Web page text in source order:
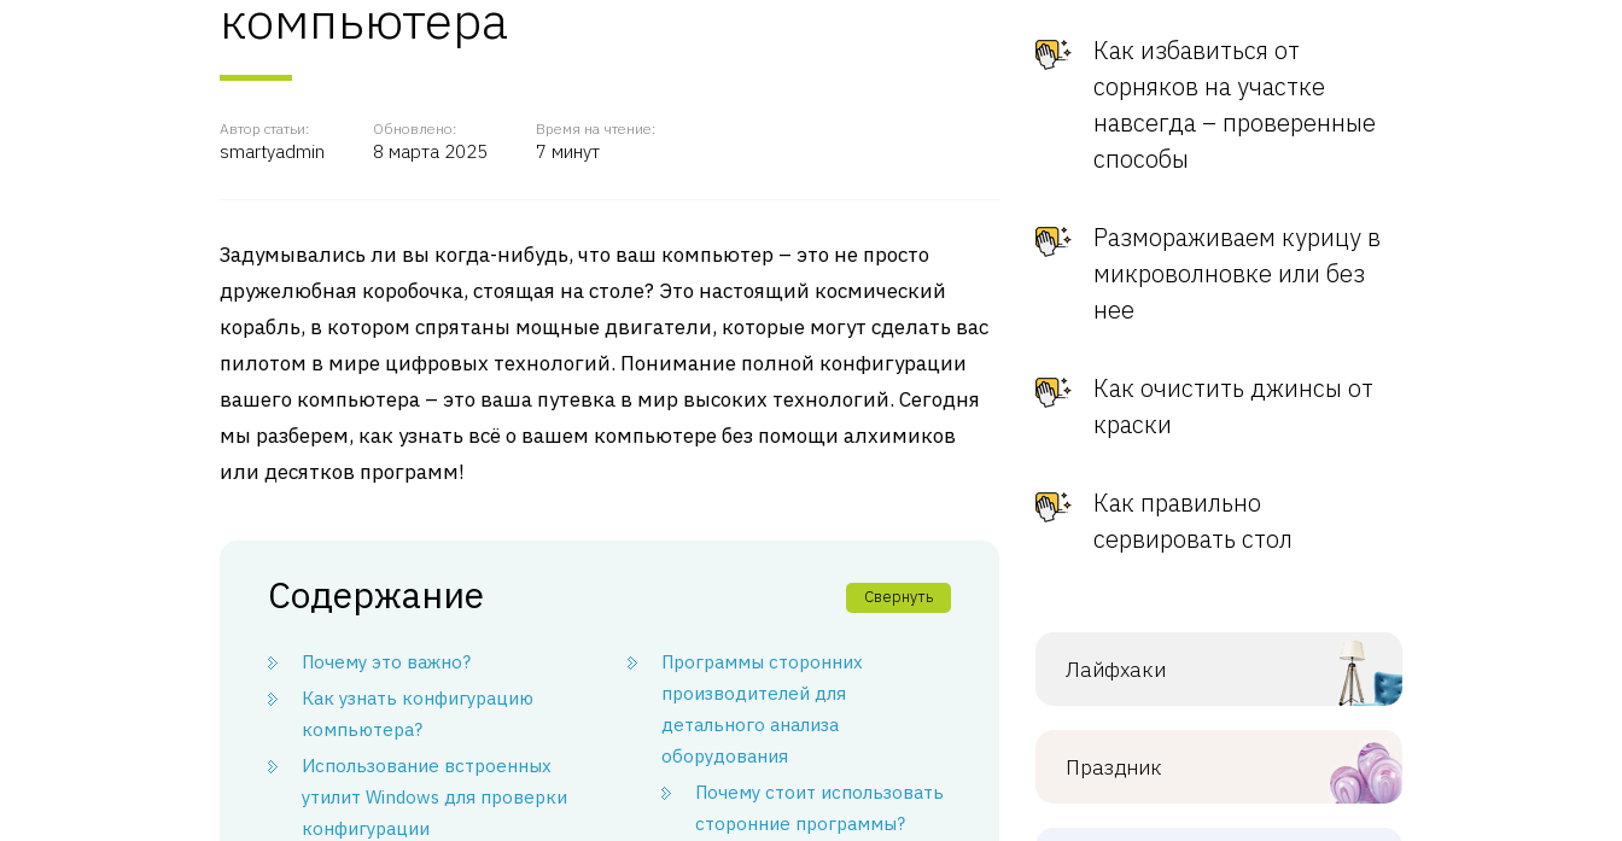
компьютера
Автор статьи:
smartyadmin
Обновлено:
8 марта 2025
Время на чтение:
7 минут
Задумывались ли вы когда-нибудь, что ваш компьютер – это не просто
дружелюбная коробочка, стоящая на столе? Это настоящий космический
корабль, в котором спрятаны мощные двигатели, которые могут сделать вас
пилотом в мире цифровых технологий. Понимание полной конфигурации
вашего компьютера – это ваша путевка в мир высоких технологий. Сегодня
мы разберем, как узнать всё о вашем компьютере без помощи алхимиков
или десятков программ!
Содержание Свернуть
Почему это важно?
Как узнать конфигурацию
компьютера?
Использование встроенных
утилит Windows для проверки
конфигурации
Программы сторонних
производителей для
детального анализа
оборудования
Почему стоит использовать
сторонние программы?
Как избавиться от
сорняков на участке
навсегда – проверенные
способы
Размораживаем курицу в
микроволновке или без
нее
Как очистить джинсы от
краски
Как правильно
сервировать стол
Лайфхаки
Праздник